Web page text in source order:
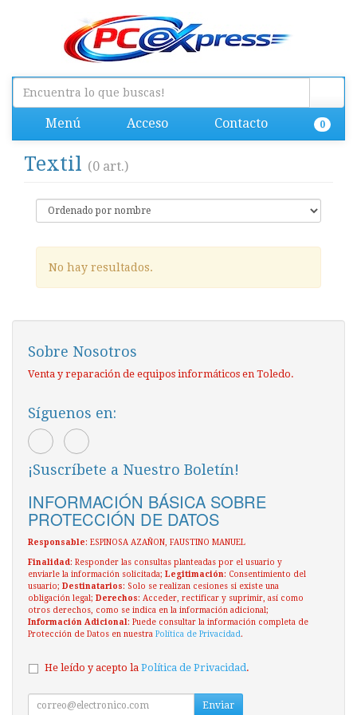
Menú Acceso Contacto 0
Textil (0 art.)
No hay resultados.
Sobre Nosotros
Venta y reparación de equipos informáticos en Toledo.
Síguenos en:
¡Suscríbete a Nuestro Boletín!
INFORMACIÓN BÁSICA SOBRE
PROTECCIÓN DE DATOS
Responsable: ESPINOSA AZAÑON, FAUSTINO MANUEL
Finalidad: Responder las consultas planteadas por el usuario y
enviarle la información solicitada; Legitimación: Consentimiento del
usuario; Destinatarios: Solo se realizan cesiones si existe una
obligación legal; Derechos: Acceder, rectificar y suprimir, así como
otros derechos, como se indica en la información adicional;
Información Adicional : Puede consultar la información completa de
Protección de Datos en nuestra Política de Privacidad .
He leído y acepto la Política de Privacidad.
Enviar